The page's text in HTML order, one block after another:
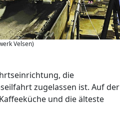
Velsen)
die
zugelassen ist. Auf der
und die älteste